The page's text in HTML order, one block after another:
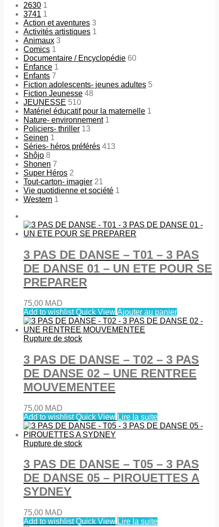
2630 1
3741 1
Action et aventures 3
Activités artistiques 1
Animaux 3
Comics 1
Documentaire / Encyclopédie 60
Enfance 1
Enfants 7
Fiction adolescents- jeunes adultes 5
Fiction Jeunesse 48
JEUNESSE 510
Matériel éducatif pour la maternelle 1
Nature- environnement 1
Policiers- thriller 13
Seinen 1
Séries- héros préférés 413
Shôjo 8
Shonen 7
Super Héros 2
Tout-carton- imagier 21
Vie quotidienne et société 1
Western 1
3 PAS DE DANSE – T01 – 3 PAS
DE DANSE 01 – UN ETE POUR SE
PREPARER
75,00 MAD
Add to wishlistQuick View Ajouter au panier
Rupture de stock
3 PAS DE DANSE – T02 – 3 PAS
DE DANSE 02 – UNE RENTREE
MOUVEMENTEE
75,00 MAD
Add to wishlistQuick View Lire la suite
Rupture de stock
3 PAS DE DANSE – T05 – 3 PAS
DE DANSE 05 – PIROUETTES A
SYDNEY
75,00 MAD
Add to wishlistQuick View Lire la suite